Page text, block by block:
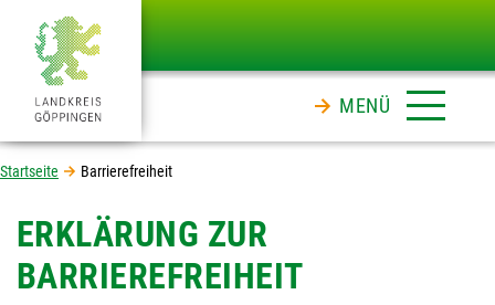
MENÜ
Startseite Barrierefreiheit
ERKLÄRUNG ZUR
BARRIEREFREIHEIT